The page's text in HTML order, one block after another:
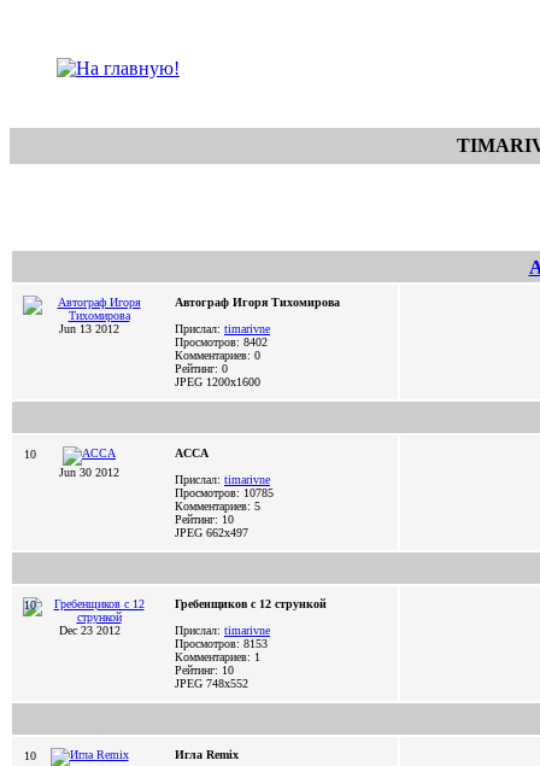
Jun 13 2012
Автограф Игоря Тихомирова
Прислал: timarivne
Просмотров: 8402
Комментариев: 0
Рейтинг: 0
JPEG 1200x1600
10
Jun 30 2012
АССА
Прислал: timarivne
Просмотров: 10785
Комментариев: 5
Рейтинг: 10
JPEG 662x497
10
Dec 23 2012
Гребенщиков с 12 стрункой
Прислал: timarivne
Просмотров: 8153
Комментариев: 1
Рейтинг: 10
JPEG 748x552
10
Игла Remix